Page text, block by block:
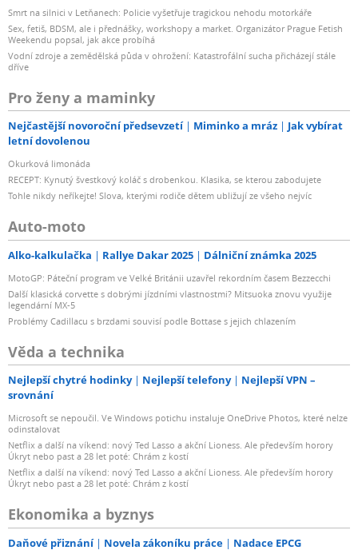
Smrt na silnici v Letňanech: Policie vyšetřuje tragickou nehodu motorkáře
Sex, fetiš, BDSM, ale i přednášky, workshopy a market. Organizátor Prague Fetish
Weekendu popsal, jak akce probíhá
Vodní zdroje a zemědělská půda v ohrožení: Katastrofální sucha přicházejí stále
dříve
Pro ženy a maminky
Nejčastější novoroční předsevzetí Miminko a mráz
Jak vybírat
letní dovolenou
Okurková limonáda
RECEPT: Kynutý švestkový koláč s drobenkou. Klasika, se kterou zabodujete
Tohle nikdy neříkejte! Slova, kterými rodiče dětem ubližují ze všeho nejvíc
Auto-moto
Alko-kalkulačka Rallye Dakar 2025 Dálniční známka 2025
MotoGP: Páteční program ve Velké Británii uzavřel rekordním časem Bezzecchi
Další klasická corvette s dobrými jízdními vlastnostmi? Mitsuoka znovu využije
legendární MX-5
Problémy Cadillacu s brzdami souvisí podle Bottase s jejich chlazením
Věda a technika
Nejlepší chytré hodinky Nejlepší telefony
Nejlepší VPN –
srovnání
Microsoft se nepoučil. Ve Windows potichu instaluje OneDrive Photos, které nelze
odinstalovat
Netflix a další na víkend: nový Ted Lasso a akční Lioness. Ale především horory
Úkryt nebo past a 28 let poté: Chrám z kostí
Netflix a další na víkend: nový Ted Lasso a akční Lioness. Ale především horory
Úkryt nebo past a 28 let poté: Chrám z kostí
Ekonomika a byznys
Daňové přiznání Novela zákoníku práce Nadace EPCG